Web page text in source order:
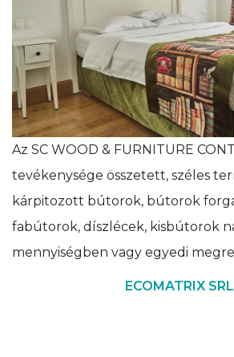
Az SC WOOD & FURNITURE
tevékenysége összetett, széles
kárpitozott bútorok, bútorok
fabútorok, díszlécek, kisbútorok
mennyiségben vagy egyedi
ECOMATRIX SRL